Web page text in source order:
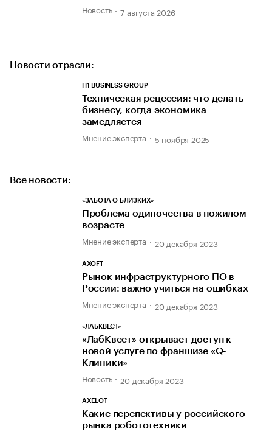
Новость 7 августа 2026
Новости отрасли:
H1 BUSINESS GROUP
Техническая рецессия: что делать
бизнесу, когда экономика
замедляется
Мнение эксперта 5 ноября 2025
Все новости:
«ЗАБОТА О БЛИЗКИХ»
Проблема одиночества в пожилом
возрасте
Мнение эксперта 20 декабря 2023
AXOFT
Рынок инфраструктурного ПО в
России: важно учиться на ошибках
Мнение эксперта 20 декабря 2023
«ЛАБКВЕСТ»
«ЛабКвест» открывает доступ к
новой услуге по франшизе «Q-
Клиники»
Новость 20 декабря 2023
AXELOT
Какие перспективы у российского
рынка робототехники